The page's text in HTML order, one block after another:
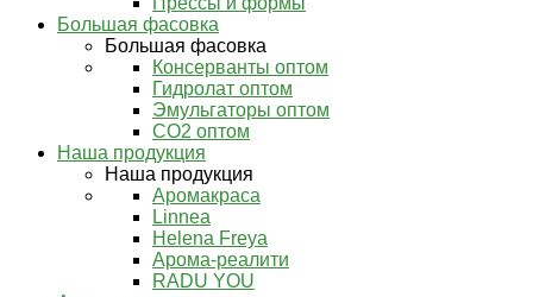
Большая фасовка
Большая фасовка
Консерванты оптом
Гидролат оптом
Эмульгаторы оптом
СО2 оптом
Наша продукция
Наша продукция
Аромакраса
Linnea
Helena Freya
Арома-реалити
RADU YOU